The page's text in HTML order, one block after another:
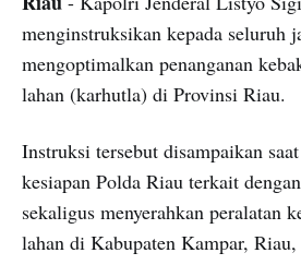
menginstruksikan kepada seluruh
mengoptimalkan penanganan
lahan (karhutla) di Provinsi Riau.
Instruksi tersebut disampaikan
kesiapan Polda Riau terkait
sekaligus menyerahkan peralatan
lahan di Kabupaten Kampar,